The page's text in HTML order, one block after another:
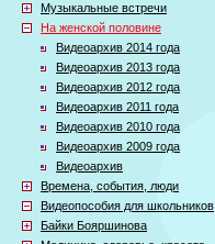
Музыкальные встречи
На женской половине
Видеоархив 2014 года
Видеоархив 2013 года
Видеоархив 2012 года
Видеоархив 2011 года
Видеоархив 2010 года
Видеоархив 2009 года
Видеоархив
Времена, события, люди
Видеопособия для школьников
Байки Бояршинова